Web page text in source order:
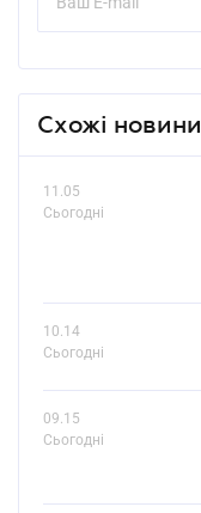
Схожі новини
11.05
Сьогодні
10.14
Сьогодні
09.15
Сьогодні